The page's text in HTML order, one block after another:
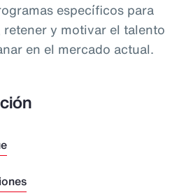
específicos para
y motivar el talento
en el mercado actual.